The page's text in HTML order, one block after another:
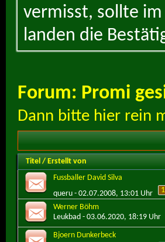
vermisst, sollte im
landen die
Forum: Promi
Dann bitte hier rein
Titel / Erstellt von
Fussballer David Silva
queru - 02.07.2008, 13:01 Uhr 1
Werner Böhm
Leukbad - 03.06.2020, 18:19 Uhr
Bjoern Dunkerbeck